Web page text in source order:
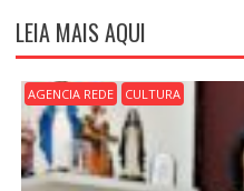
Ã
O
D
E
P
O
S
LEIA MAIS AQUI
AGENCIA REDE CULTURA